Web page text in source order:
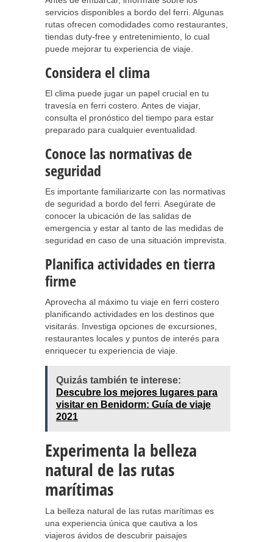
servicios disponibles a bordo del ferri. Algunas
rutas ofrecen comodidades como restaurantes,
tiendas duty-free y entretenimiento, lo cual
puede mejorar tu experiencia de viaje.
Considera el clima
El clima puede jugar un papel crucial en tu
travesía en ferri costero. Antes de viajar,
consulta el pronóstico del tiempo para estar
preparado para cualquier eventualidad.
Conoce las normativas de
seguridad
Es importante familiarizarte con las normativas
de seguridad a bordo del ferri. Asegúrate de
conocer la ubicación de las salidas de
emergencia y estar al tanto de las medidas de
seguridad en caso de una situación imprevista.
Planifica actividades en tierra
firme
Aprovecha al máximo tu viaje en ferri costero
planificando actividades en los destinos que
visitarás. Investiga opciones de excursiones,
restaurantes locales y puntos de interés para
enriquecer tu experiencia de viaje.
Quizás también te interese:
Descubre los mejores lugares para
visitar en Benidorm: Guía de viaje
2021
Experimenta la belleza
natural de las rutas
marítimas
La belleza natural de las rutas marítimas es
una experiencia única que cautiva a los
viajeros ávidos de descubrir paisajes